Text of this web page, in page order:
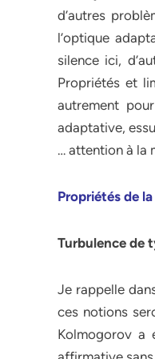
d’autres
l’optique
silence ici,
Propriétés et
autrement
adaptative,
… attention à la
Propriétés de
Turbulence de
Je rappelle
ces notions
Kolmogorov a